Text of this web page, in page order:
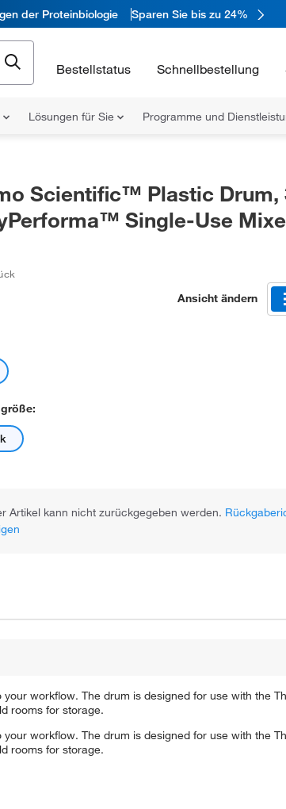
der Proteinbiologie Sparen Sie bis zu 24%
Bestellstatus Schnellbestellung
Lösungen für Sie Programme und
Scientific™ Plastic Drum,
Single-Use
Ansicht ändern
Artikel kann nicht zurückgegeben werden.
workflow. The drum is designed for use with the
rooms for storage.
workflow. The drum is designed for use with the
rooms for storage.